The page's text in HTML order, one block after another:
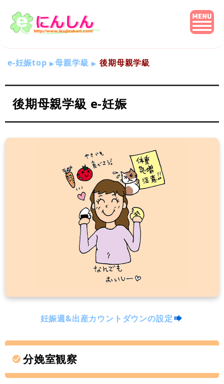
e-妊娠top 母親学級 後期母親学級
後期母親学級 e-妊娠
妊娠週&出産カウントダウンの設定
分娩室観察